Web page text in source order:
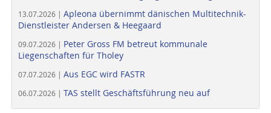
13.07.2026 | Apleona übernimmt dänischen Multitechnik-
Dienstleister Andersen & Heegaard
09.07.2026 | Peter Gross FM betreut kommunale
Liegenschaften für Tholey
07.07.2026 | Aus EGC wird FASTR
06.07.2026 | TAS stellt Geschäftsführung neu auf